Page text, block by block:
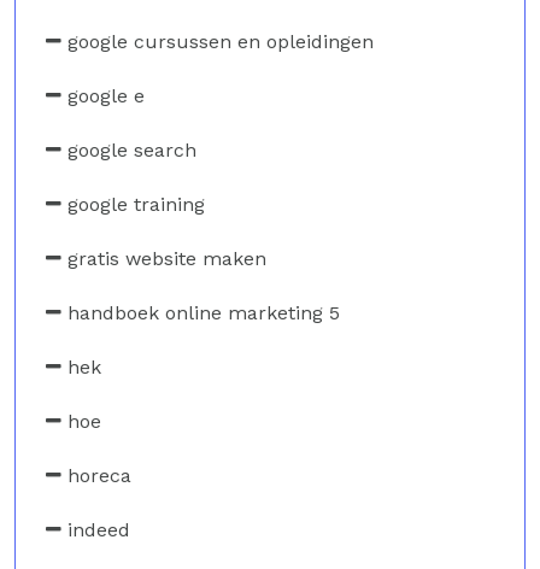
google cursussen en opleidingen
google e
google search
google training
gratis website maken
handboek online marketing 5
hek
hoe
horeca
indeed